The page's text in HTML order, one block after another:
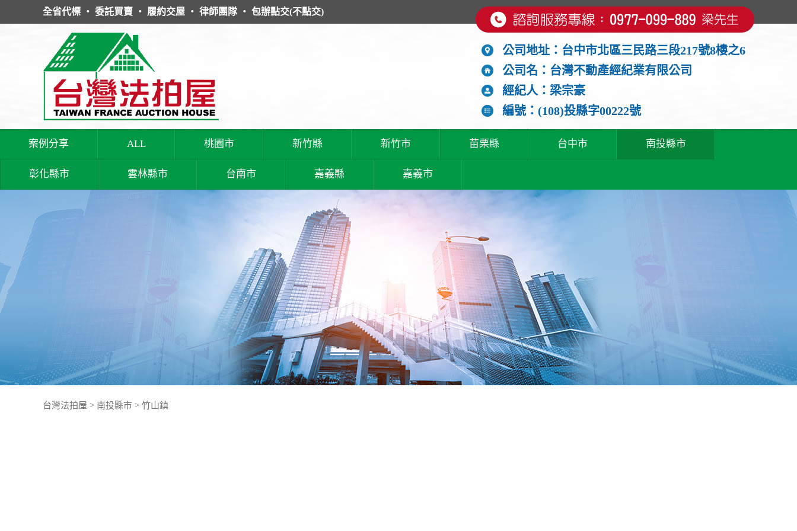
全省代標 ‧ 委託買賣 ‧ 履約交屋 ‧ 律師團隊 ‧ 包辦點交(不點交)
公司地址：台中市北區三民路三段217號8樓之6
公司名：台灣不動產經紀業有限公司
經紀人：梁宗豪
編號：(108)投縣字00222號
案例分享 ALL 桃園市 新竹縣 新竹市 苗栗縣 台中市 南投縣市
彰化縣市 雲林縣市 台南市 嘉義縣 嘉義市
台灣法拍屋 > 南投縣市 > 竹山鎮